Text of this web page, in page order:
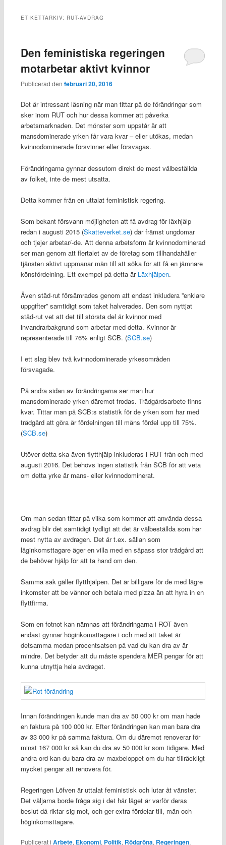
ETIKETTARKIV: RUT-AVDRAG
Den feministiska regeringen
motarbetar aktivt kvinnor
Publicerad den februari 20, 2016
Det är intressant läsning när man tittar på de förändringar som
sker inom RUT och hur dessa kommer att påverka
arbetsmarknaden. Det mönster som uppstår är att
mansdominerade yrken får vara kvar – eller utökas, medan
kvinnodominerade försvinner eller försvagas.
Förändringarna gynnar dessutom direkt de mest välbeställda
av folket, inte de mest utsatta.
Detta kommer från en uttalat feministisk regering.
Som bekant försvann möjligheten att få avdrag för läxhjälp
redan i augusti 2015 (Skatteverket.se) där främst ungdomar
och tjejer arbetar/-de. Att denna arbetsform är kvinnodominerad
ser man genom att flertalet av de företag som tillhandahåller
tjänsten aktivt uppmanar män till att söka för att få en jämnare
könsfördelning. Ett exempel på detta är Läxhjälpen.
Även städ-rut försämrades genom att endast inkludera ”enklare
uppgifter” samtidigt som taket halverades. Den som nyttjat
städ-rut vet att det till största del är kvinnor med
invandrarbakgrund som arbetar med detta. Kvinnor är
representerade till 76% enligt SCB. (SCB.se)
I ett slag blev två kvinnodominerade yrkesområden
försvagade.
På andra sidan av förändringarna ser man hur
mansdominerade yrken däremot frodas. Trädgårdsarbete finns
kvar. Tittar man på SCB:s statistik för de yrken som har med
trädgård att göra är fördelningen till mäns fördel upp till 75%.
(SCB.se)
Utöver detta ska även flytthjälp inkluderas i RUT från och med
augusti 2016. Det behövs ingen statistik från SCB för att veta
om detta yrke är mans- eller kvinnodominerat.
Om man sedan tittar på vilka som kommer att använda dessa
avdrag blir det samtidigt tydligt att det är välbeställda som har
mest nytta av avdragen. Det är t.ex. sällan som
låginkomsttagare äger en villa med en såpass stor trädgård att
de behöver hjälp för att ta hand om den.
Samma sak gäller flytthjälpen. Det är billigare för de med lägre
inkomster att be vänner och betala med pizza än att hyra in en
flyttfirma.
Som en fotnot kan nämnas att förändringarna i ROT även
endast gynnar höginkomsttagare i och med att taket är
detsamma medan procentsatsen på vad du kan dra av är
mindre. Det betyder att du måste spendera MER pengar för att
kunna utnyttja hela avdraget.
Innan förändringen kunde man dra av 50 000 kr om man hade
en faktura på 100 000 kr. Efter förändringen kan man bara dra
av 33 000 kr på samma faktura. Om du däremot renoverar för
minst 167 000 kr så kan du dra av 50 000 kr som tidigare. Med
andra ord kan du bara dra av maxbeloppet om du har tillräckligt
mycket pengar att renovera för.
Regeringen Löfven är uttalat feministisk och lutar åt vänster.
Det väljarna borde fråga sig i det här läget är varför deras
beslut då riktar sig mot, och ger extra fördelar till, män och
höginkomsttagare.
Publicerat i Arbete, Ekonomi, Politik, Rödgröna, Regeringen,